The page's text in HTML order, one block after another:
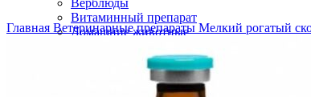
Верблюды
Витаминный препарат
Домашние животные
Крупный рогатый скот
Главная Ветеринарные препаратыМелкий рогатый